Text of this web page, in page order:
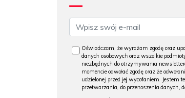
Oświadczam, że wyrażam zgodę oraz
danych osobowych oraz wszelkie
niezbędnych do otrzymywania
momencie odwołać zgodę oraz że
udzielonej przed jej wycofaniem. Jestem
przetwarzania, do przenoszenia danych,